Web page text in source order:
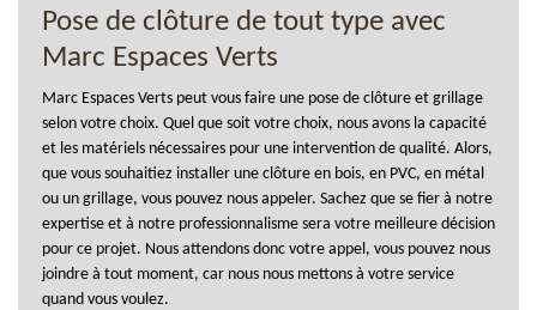
Pose de clôture de tout type avec
Marc Espaces Verts
Marc Espaces Verts peut vous faire une pose de clôture et grillage
selon votre choix. Quel que soit votre choix, nous avons la capacité
et les matériels nécessaires pour une intervention de qualité. Alors,
que vous souhaitiez installer une clôture en bois, en PVC, en métal
ou un grillage, vous pouvez nous appeler. Sachez que se fier à notre
expertise et à notre professionnalisme sera votre meilleure décision
pour ce projet. Nous attendons donc votre appel, vous pouvez nous
joindre à tout moment, car nous nous mettons à votre service
quand vous voulez.